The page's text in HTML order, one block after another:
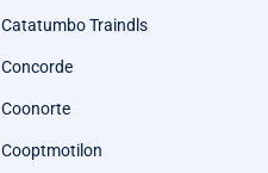
Catatumbo Traindls
Concorde
Coonorte
Cooptmotilon